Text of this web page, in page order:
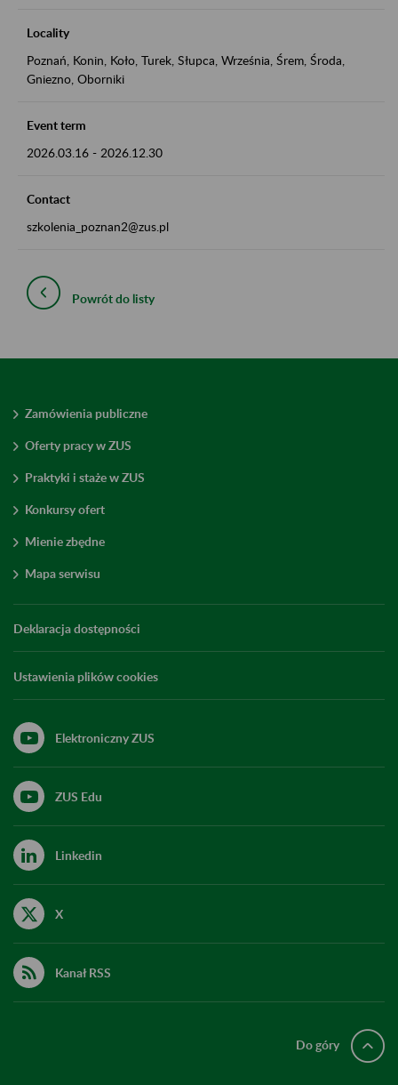
Locality
Poznań, Konin, Koło, Turek, Słupca, Września, Śrem, Środa,
Gniezno, Oborniki
Event term
2026.03.16 - 2026.12.30
Contact
szkolenia_poznan2@zus.pl
Powrót do listy
Zamówienia publiczne
Oferty pracy w ZUS
Praktyki i staże w ZUS
Konkursy ofert
Mienie zbędne
Mapa serwisu
Deklaracja dostępności
Ustawienia plików cookies
Elektroniczny ZUS
ZUS Edu
Linkedin
X
Kanał RSS
Do góry